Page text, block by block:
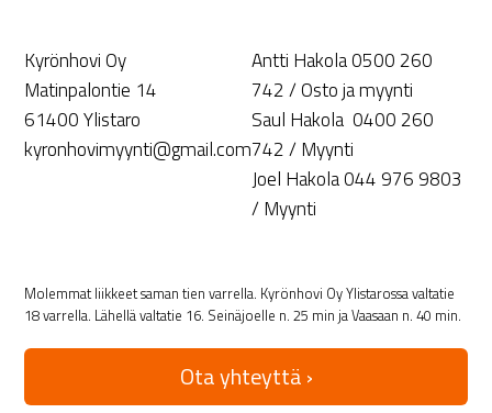
Kyrönhovi Oy
Matinpalontie 14
61400 Ylistaro
kyronhovimyynti@gmail.com
Antti Hakola 0500 260
742 / Osto ja myynti
Saul Hakola 0400 260
742 / Myynti
Joel Hakola 044 976 9803
/ Myynti
Molemmat liikkeet saman tien varrella. Kyrönhovi Oy Ylistarossa valtatie
18 varrella. Lähellä valtatie 16. Seinäjoelle n. 25 min ja Vaasaan n. 40 min.
Ota yhteyttä ›